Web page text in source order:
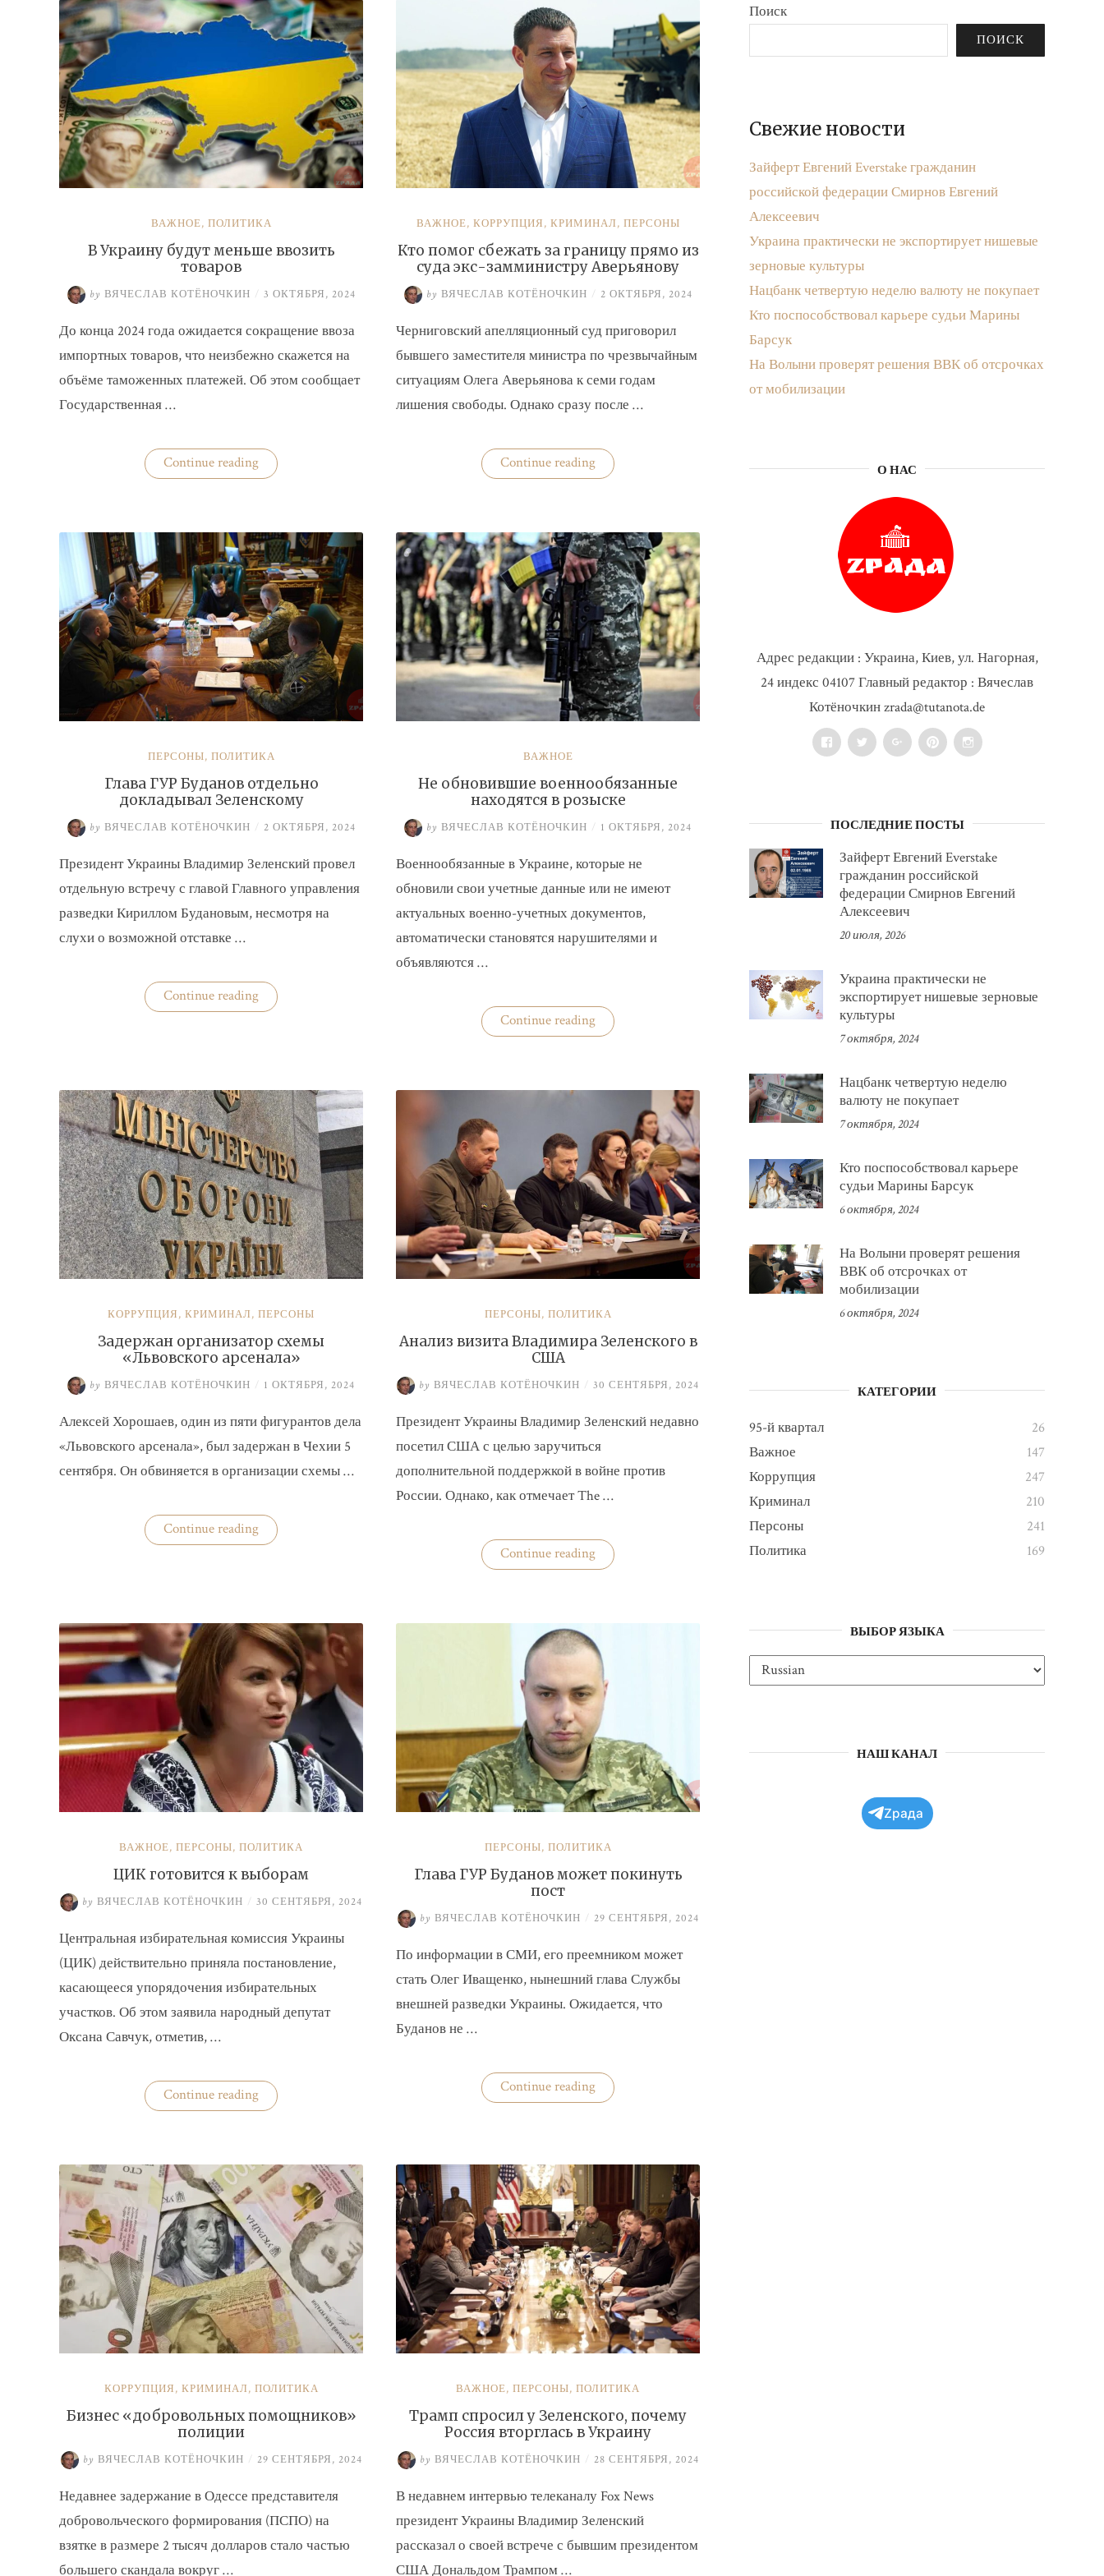
ВАЖНОЕ, ПОЛИТИКА
В Украину будут меньше ввозить
товаров
by ВЯЧЕСЛАВ КОТЁНОЧКИН / 3 ОКТЯБРЯ, 2024
До конца 2024 года ожидается сокращение ввоза
импортных товаров, что неизбежно скажется на
объёме таможенных платежей. Об этом сообщает
Государственная …
Continue reading«В
Украину
товаров»
ВАЖНОЕ, КОРРУПЦИЯ, КРИМИНАЛ, ПЕРСОНЫ
Кто помог сбежать за границу прямо из
суда экс-замминистру Аверьянову
by ВЯЧЕСЛАВ КОТЁНОЧКИН / 2 ОКТЯБРЯ, 2024
Черниговский апелляционный суд приговорил
бывшего заместителя министра по чрезвычайным
ситуациям Олега Аверьянова к семи годам
лишения свободы. Однако сразу после …
Continue reading«Кто
помог
прямо
из
суда
экс-
замминистру
Аверьянову»
ПЕРСОНЫ, ПОЛИТИКА
Глава ГУР Буданов отдельно
докладывал Зеленскому
by ВЯЧЕСЛАВ КОТЁНОЧКИН / 2 ОКТЯБРЯ, 2024
Президент Украины Владимир Зеленский провел
отдельную встречу с главой Главного управления
разведки Кириллом Будановым, несмотря на
слухи о возможной отставке …
Continue reading«Глава
ГУР
ВАЖНОЕ
Не обновившие военнообязанные
находятся в розыске
by ВЯЧЕСЛАВ КОТЁНОЧКИН / 1 ОКТЯБРЯ, 2024
Военнообязанные в Украине, которые не
обновили свои учетные данные или не имеют
актуальных военно-учетных документов,
автоматически становятся нарушителями и
объявляются …
Continue reading«Не
обновившие
розыске»
КОРРУПЦИЯ, КРИМИНАЛ, ПЕРСОНЫ
Задержан организатор схемы
«Львовского арсенала»
by ВЯЧЕСЛАВ КОТЁНОЧКИН / 1 ОКТЯБРЯ, 2024
Алексей Хорошаев, один из пяти фигурантов дела
«Львовского арсенала», был задержан в Чехии 5
сентября. Он обвиняется в организации схемы …
Continue reading«Задержан
организатор
ПЕРСОНЫ, ПОЛИТИКА
Анализ визита Владимира Зеленского в
США
by ВЯЧЕСЛАВ КОТЁНОЧКИН / 30 СЕНТЯБРЯ, 2024
Президент Украины Владимир Зеленский недавно
посетил США с целью заручиться
дополнительной поддержкой в войне против
России. Однако, как отмечает The …
Continue reading«Анализ
визита
ВАЖНОЕ, ПЕРСОНЫ, ПОЛИТИКА
ЦИК готовится к выборам
by ВЯЧЕСЛАВ КОТЁНОЧКИН / 30 СЕНТЯБРЯ, 2024
Центральная избирательная комиссия Украины
(ЦИК) действительно приняла постановление,
касающееся упорядочения избирательных
участков. Об этом заявила народный депутат
Оксана Савчук, отметив, …
Continue reading«ЦИК
готовится
ПЕРСОНЫ, ПОЛИТИКА
Глава ГУР Буданов может покинуть
пост
by ВЯЧЕСЛАВ КОТЁНОЧКИН / 29 СЕНТЯБРЯ, 2024
По информации в СМИ, его преемником может
стать Олег Иващенко, нынешний глава Службы
внешней разведки Украины. Ожидается, что
Буданов не …
Continue reading«Глава
ГУР
КОРРУПЦИЯ, КРИМИНАЛ, ПОЛИТИКА
Бизнес «добровольных помощников»
полиции
by ВЯЧЕСЛАВ КОТЁНОЧКИН / 29 СЕНТЯБРЯ, 2024
Недавнее задержание в Одессе представителя
добровольческого формирования (ПСПО) на
взятке в размере 2 тысяч долларов стало частью
большего скандала вокруг …
ВАЖНОЕ, ПЕРСОНЫ, ПОЛИТИКА
Трамп спросил у Зеленского, почему
Россия вторглась в Украину
by ВЯЧЕСЛАВ КОТЁНОЧКИН / 28 СЕНТЯБРЯ, 2024
В недавнем интервью телеканалу Fox News
президент Украины Владимир Зеленский
рассказал о своей встрече с бывшим президентом
США Дональдом Трампом …
Поиск
ПОИСК
Свежие новости
Зайферт Евгений Everstake гражданин
российской федерации Смирнов Евгений
Алексеевич
Украина практически не экспортирует нишевые
зерновые культуры
Нацбанк четвертую неделю валюту не покупает
Кто поспособствовал карьере судьи Марины
Барсук
На Волыни проверят решения ВВК об отсрочках
от мобилизации
О НАС
Адрес редакции : Украина, Киев, ул. Нагорная,
24 индекс 04107 Главный редактор : Вячеслав
Котёночкин zrada@tutanota.de
FacebookTwitter Google+PinterestInstagram
ПОСЛЕДНИЕ ПОСТЫ
Зайферт Евгений Everstake
гражданин российской
федерации Смирнов Евгений
Алексеевич
20 июля, 2026
Украина практически не
экспортирует нишевые зерновые
культуры
7 октября, 2024
Нацбанк четвертую неделю
валюту не покупает
7 октября, 2024
Кто поспособствовал карьере
судьи Марины Барсук
6 октября, 2024
На Волыни проверят решения
ВВК об отсрочках от
мобилизации
6 октября, 2024
КАТЕГОРИИ
95-й квартал
26
Важное
147
Коррупция
247
Криминал
210
Персоны
241
Политика
169
ВЫБОР ЯЗЫКА
НАШ КАНАЛ
Zрада